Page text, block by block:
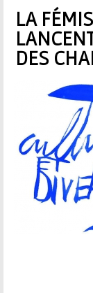
LA
DES